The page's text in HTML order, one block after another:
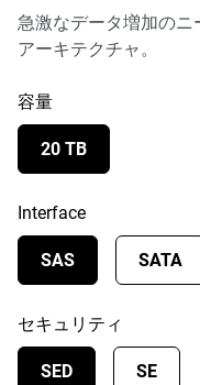
急激なデータ増加の
アーキテクチャ。
容量
20 TB
Interface
SAS SATA
セキュリティ
SED SE